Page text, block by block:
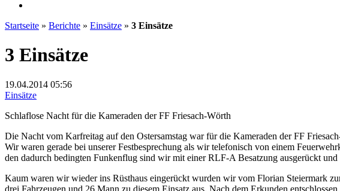
Startseite » Berichte » Einsätze » 3 Einsätze
3 Einsätze
19.04.2014 05:56
Einsätze
Schlaflose Nacht für die Kameraden der FF Friesach-Wörth
Die Nacht vom Karfreitag auf den Ostersamstag war für die Kameraden der FF
Wir waren gerade bei unserer Festbesprechung als wir telefonisch von einem
den dadurch bedingten Funkenflug sind wir mit einer RLF-A Besatzung ausgerückt und
Kaum waren wir wieder ins Rüsthaus eingerückt wurden wir vom Florian Steiermark
drei Fahrzeugen und 26 Mann zu diesem Einsatz aus. Nach dem Erkunden